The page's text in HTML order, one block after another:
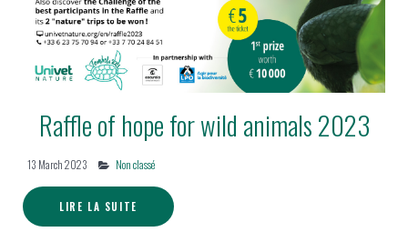
Raffle of hope for wild animals 2023
13 March 2023 Non classé
LIRE LA SUITE